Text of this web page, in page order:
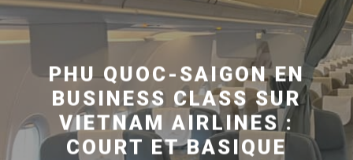
PHU QUOC-SAIGON EN
BUSINESS CLASS SUR
VIETNAM AIRLINES :
COURT ET BASIQUE